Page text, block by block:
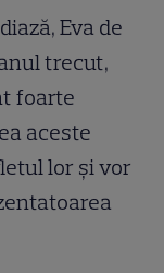
Eva de
trecut,
foarte
aceste
lor și vor